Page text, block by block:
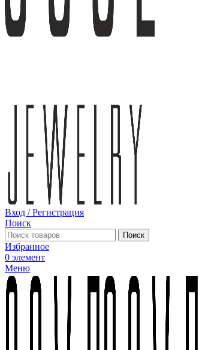
Вход / Регистрация
Поиск
Поиск
Избранное
0 элемент
Меню